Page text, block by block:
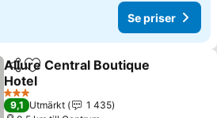
Se priser
Dela Lägg till i Mina Favoriter
Allure Central Boutique
Hotel
3 Stjärnor
9,1 Utmärkt
1 435